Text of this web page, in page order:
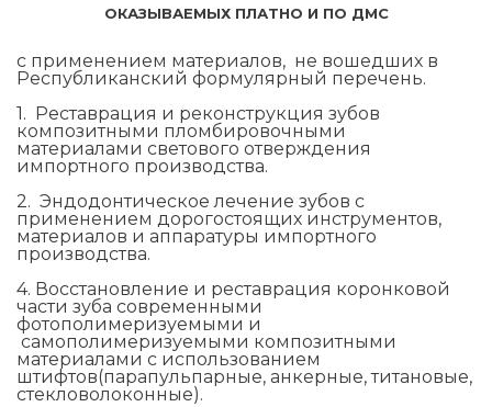
ОКАЗЫВАЕМЫХ ПЛАТНО И ПО ДМС
с применением материалов, не вошедших в
Республиканский формулярный перечень.
1. Реставрация и реконструкция зубов
композитными пломбировочными
материалами светового отверждения
импортного производства.
2. Эндодонтическое лечение зубов с
применением дорогостоящих инструментов,
материалов и аппаратуры импортного
производства.
4. Восстановление и реставрация коронковой
части зуба современными
фотополимеризуемыми и
самополимеризуемыми композитными
материалами с использованием
штифтов(парапульпарные, анкерные, титановые,
стекловолоконные).